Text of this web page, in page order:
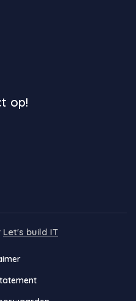
op!
Let's build IT